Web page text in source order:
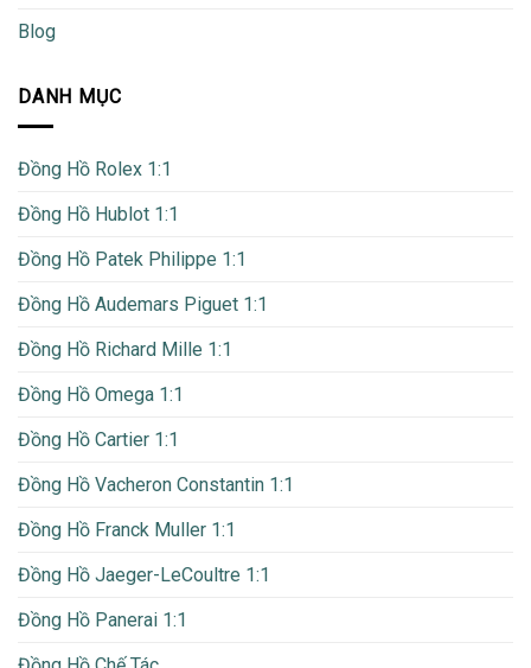
Blog
DANH MỤC
Đồng Hồ Rolex 1:1
Đồng Hồ Hublot 1:1
Đồng Hồ Patek Philippe 1:1
Đồng Hồ Audemars Piguet 1:1
Đồng Hồ Richard Mille 1:1
Đồng Hồ Omega 1:1
Đồng Hồ Cartier 1:1
Đồng Hồ Vacheron Constantin 1:1
Đồng Hồ Franck Muller 1:1
Đồng Hồ Jaeger-LeCoultre 1:1
Đồng Hồ Panerai 1:1